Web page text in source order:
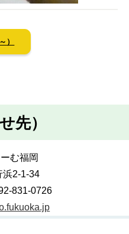
）
先）
む福岡
浜2-1-34
831-0726